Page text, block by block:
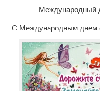
Международный
С Международным днем